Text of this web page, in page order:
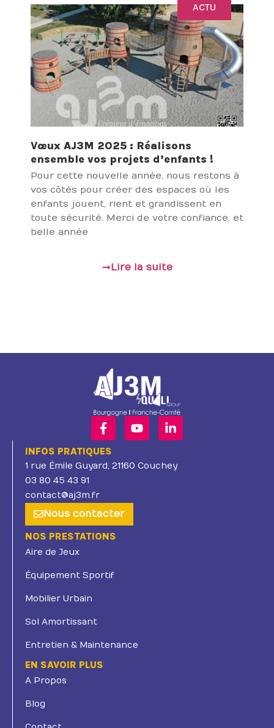
ACTU
Vœux AJ3M 2025 : Réalisons
ensemble vos projets d’enfants !
Pour cette nouvelle année, nous restons à
vos côtés pour créer des espaces où les
enfants jouent, rient et grandissent en
toute sécurité. Merci de votre confiance, et
belle année
Lire la suite
INFOS PRATIQUES
1 rue Émile Guyard, 21160 Couchey
03 80 45 43 91
contact@aj3m.fr
Nous contacter
NOS PRESTATIONS
Aire de Jeux
Équipement Sportif
Mobilier Urbain
Sol Amortissant
Entretien & Maintenance
EN SAVOIR PLUS
A Propos
Blog